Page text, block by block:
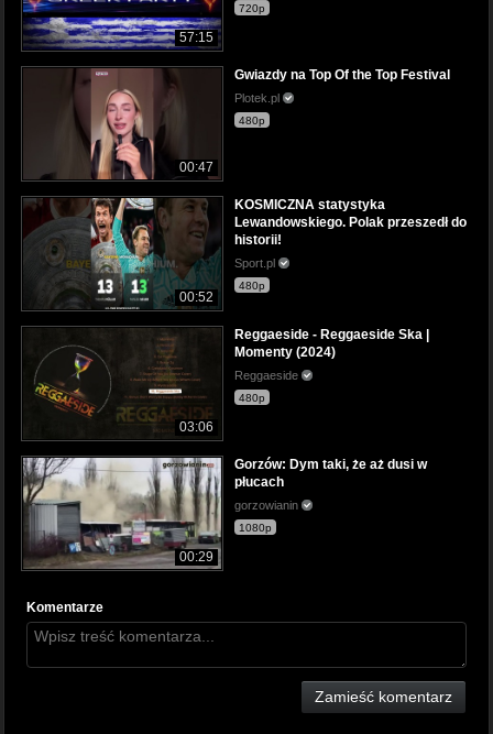
57:15
720p
00:47
Gwiazdy na Top Of the Top Festival
Plotek.pl
480p
00:52
KOSMICZNA statystyka
Lewandowskiego. Polak przeszedł do
historii!
Sport.pl
480p
03:06
Reggaeside - Reggaeside Ska |
Momenty (2024)
Reggaeside
480p
00:29
Gorzów: Dym taki, że aż dusi w
płucach
gorzowianin
1080p
Komentarze
Zamieść komentarz